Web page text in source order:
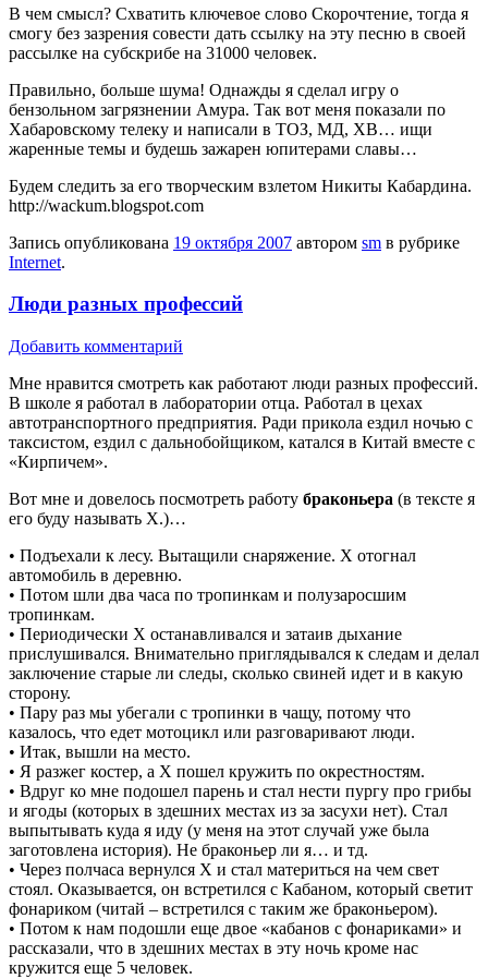
В чем смысл? Схватить ключевое слово Скорочтение, тогда я
смогу без зазрения совести дать ссылку на эту песню в своей
рассылке на субскрибе на 31000 человек.
Правильно, больше шума! Однажды я сделал игру о
бензольном загрязнении Амура. Так вот меня показали по
Хабаровскому телеку и написали в ТОЗ, МД, ХВ… ищи
жаренные темы и будешь зажарен юпитерами славы…
Будем следить за его творческим взлетом Никиты Кабардина.
http://wackum.blogspot.com
Запись опубликована 19 октября 2007 автором sm в рубрике
Internet.
Люди разных профессий
Добавить комментарий
Мне нравится смотреть как работают люди разных профессий.
В школе я работал в лаборатории отца. Работал в цехах
автотранспортного предприятия. Ради прикола ездил ночью с
таксистом, ездил с дальнобойщиком, катался в Китай вместе с
«Кирпичем».
Вот мне и довелось посмотреть работу браконьера (в тексте я
его буду называть Х.)…
• Подъехали к лесу. Вытащили снаряжение. Х отогнал
автомобиль в деревню.
• Потом шли два часа по тропинкам и полузаросшим
тропинкам.
• Периодически Х останавливался и затаив дыхание
прислушивался. Внимательно приглядывался к следам и делал
заключение старые ли следы, сколько свиней идет и в какую
сторону.
• Пару раз мы убегали с тропинки в чащу, потому что
казалось, что едет мотоцикл или разговаривают люди.
• Итак, вышли на место.
• Я разжег костер, а Х пошел кружить по окрестностям.
• Вдруг ко мне подошел парень и стал нести пургу про грибы
и ягоды (которых в здешних местах из за засухи нет). Стал
выпытывать куда я иду (у меня на этот случай уже была
заготовлена история). Не браконьер ли я… и тд.
• Через полчаса вернулся Х и стал материться на чем свет
стоял. Оказывается, он встретился с Кабаном, который светит
фонариком (читай – встретился с таким же браконьером).
• Потом к нам подошли еще двое «кабанов с фонариками» и
рассказали, что в здешних местах в эту ночь кроме нас
кружится еще 5 человек.